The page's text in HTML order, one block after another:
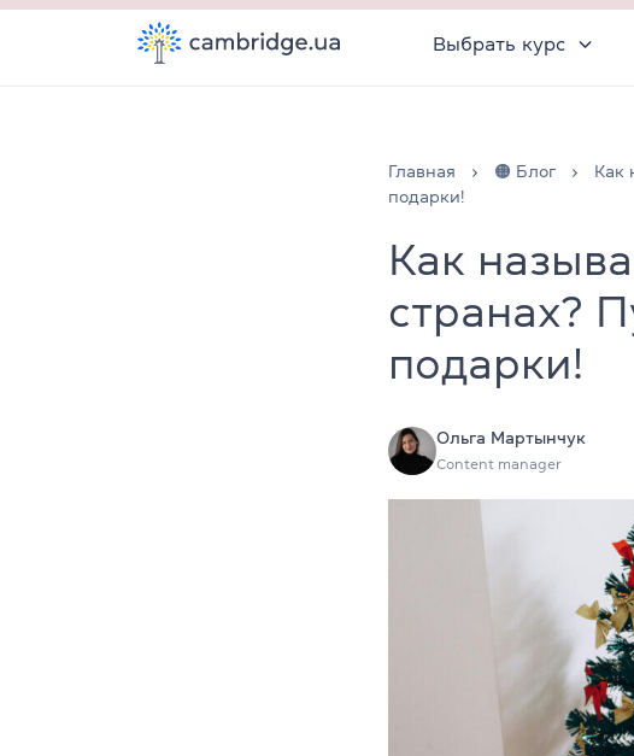
Выбрать курс
Главная 🟠 Блог
Как
подарки!
Как
странах?
подарки!
Ольга Мартынчук
Content manager